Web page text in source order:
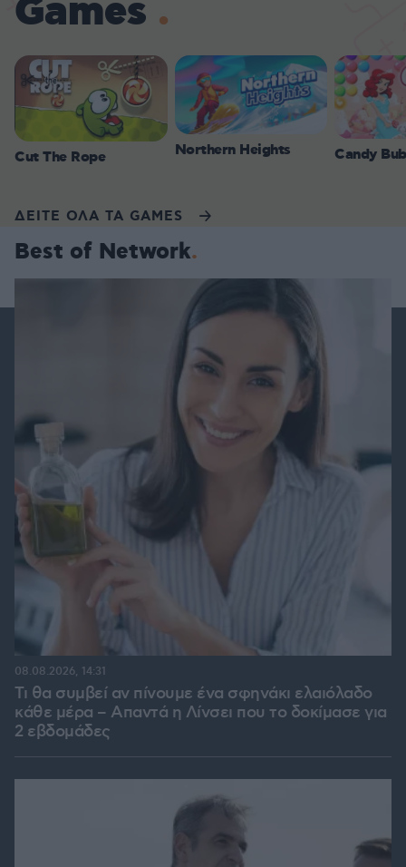
Games
Cut The Rope Northern Heights Candy
ΔΕΙΤΕ ΟΛΑ ΤΑ GAMES
Best of Network
Τι θα συμβεί αν πίνουμε ένα σφηνάκι ελαιόλαδο
κάθε μέρα – Απαντά η Λίνσει που το δοκίμασε για
2 εβδομάδες
08.08.2026, 14:31